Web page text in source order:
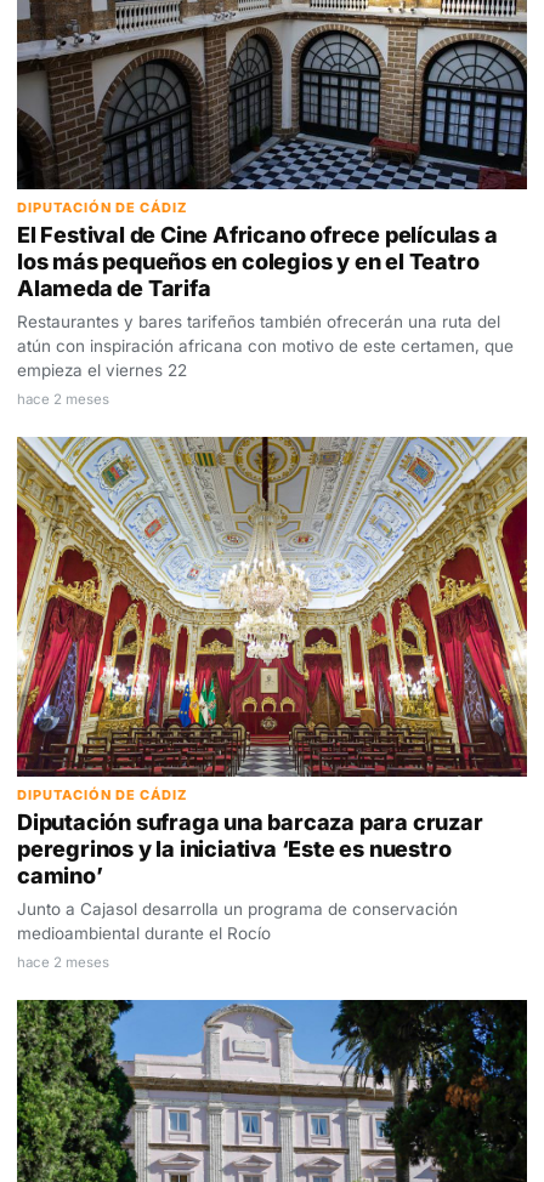
DIPUTACIÓN DE CÁDIZ
El Festival de Cine Africano ofrece películas a
los más pequeños en colegios y en el Teatro
Alameda de Tarifa
Restaurantes y bares tarifeños también ofrecerán una ruta del
atún con inspiración africana con motivo de este certamen, que
empieza el viernes 22
hace 2 meses
DIPUTACIÓN DE CÁDIZ
Diputación sufraga una barcaza para cruzar
peregrinos y la iniciativa ‘Este es nuestro
camino’
Junto a Cajasol desarrolla un programa de conservación
medioambiental durante el Rocío
hace 2 meses